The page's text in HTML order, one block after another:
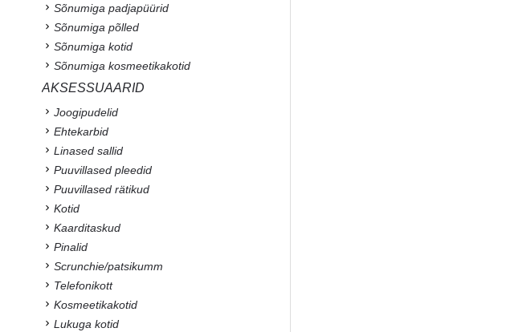
Sõnumiga padjapüürid
Sõnumiga põlled
Sõnumiga kotid
Sõnumiga kosmeetikakotid
AKSESSUAARID
Joogipudelid
Ehtekarbid
Linased sallid
Puuvillased pleedid
Puuvillased rätikud
Kotid
Kaarditaskud
Pinalid
Scrunchie/patsikumm
Telefonikott
Kosmeetikakotid
Lukuga kotid